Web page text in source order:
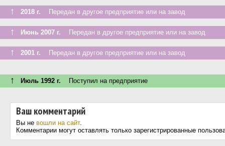
↑ 2018 г. Передан в другое предприятие или на завод
↑ Июнь 2007 г. Передан в другое предприятие или на завод
↑ 2001 г. Передан в другое предприятие или на завод
↑ Июль 1992 г. Поступил на предприятие
Ваш комментарий
Вы не вошли на сайт.
Комментарии могут оставлять только зарегистрированные